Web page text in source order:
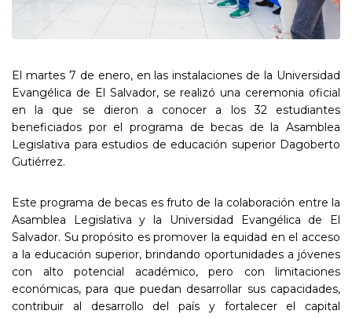
El martes 7 de enero, en las instalaciones de la Universidad
Evangélica de El Salvador, se realizó una ceremonia oficial
en la que se dieron a conocer a los 32 estudiantes
beneficiados por el programa de becas de la Asamblea
Legislativa para estudios de educación superior Dagoberto
Gutiérrez.
Este programa de becas es fruto de la colaboración entre la
Asamblea Legislativa y la Universidad Evangélica de El
Salvador. Su propósito es promover la equidad en el acceso
a la educación superior, brindando oportunidades a jóvenes
con alto potencial académico, pero con limitaciones
económicas, para que puedan desarrollar sus capacidades,
contribuir al desarrollo del país y fortalecer el capital